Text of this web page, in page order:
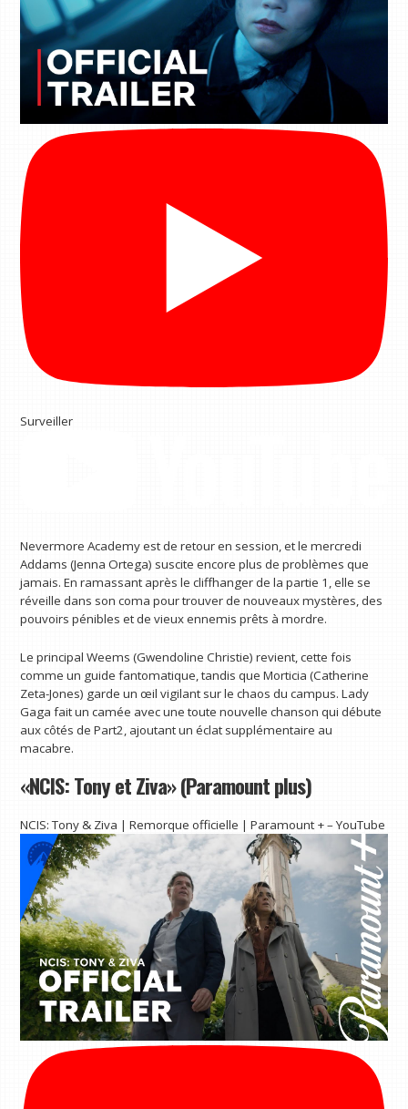
Surveiller
Nevermore Academy est de retour en session, et le mercredi
Addams (Jenna Ortega) suscite encore plus de problèmes que
jamais. En ramassant après le cliffhanger de la partie 1, elle se
réveille dans son coma pour trouver de nouveaux mystères, des
pouvoirs pénibles et de vieux ennemis prêts à mordre.
Le principal Weems (Gwendoline Christie) revient, cette fois
comme un guide fantomatique, tandis que Morticia (Catherine
Zeta-Jones) garde un œil vigilant sur le chaos du campus. Lady
Gaga fait un camée avec une toute nouvelle chanson qui débute
aux côtés de Part2, ajoutant un éclat supplémentaire au
macabre.
«NCIS: Tony et Ziva» (Paramount plus)
NCIS: Tony & Ziva | Remorque officielle | Paramount + – YouTube